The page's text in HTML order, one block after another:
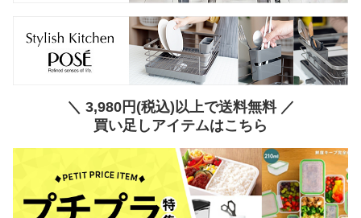
＼ 3,980円(税込)以上で送料無料 ／
買い足しアイテムはこちら